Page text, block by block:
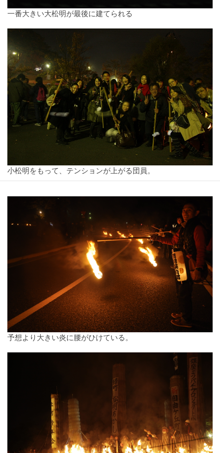
一番大きい大松明が最後に建てられる
小松明をもって、テンションが上がる団員。
予想より大きい炎に腰がひけている。